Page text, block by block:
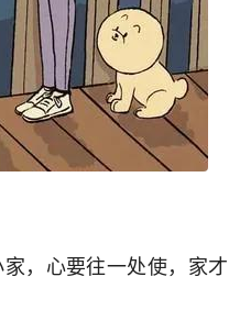
，心要往一处使，家才